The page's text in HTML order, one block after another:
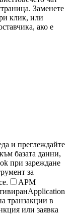
Заменете
клик, или
ако е
и преглеждайте
базата данни,
при зареждане
за
APM
Application
транзакции в
или заявка